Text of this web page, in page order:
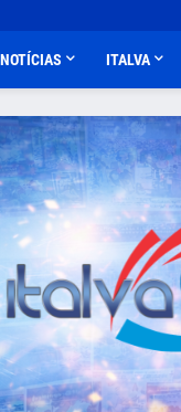
NOTÍCIAS ITALVA